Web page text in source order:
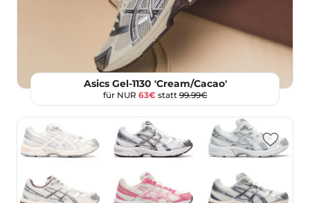
Asics Gel-1130 'Cream/Cacao'
für NUR 63€statt99.99€